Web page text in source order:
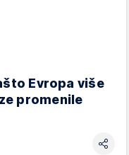
Evropa više
promenile